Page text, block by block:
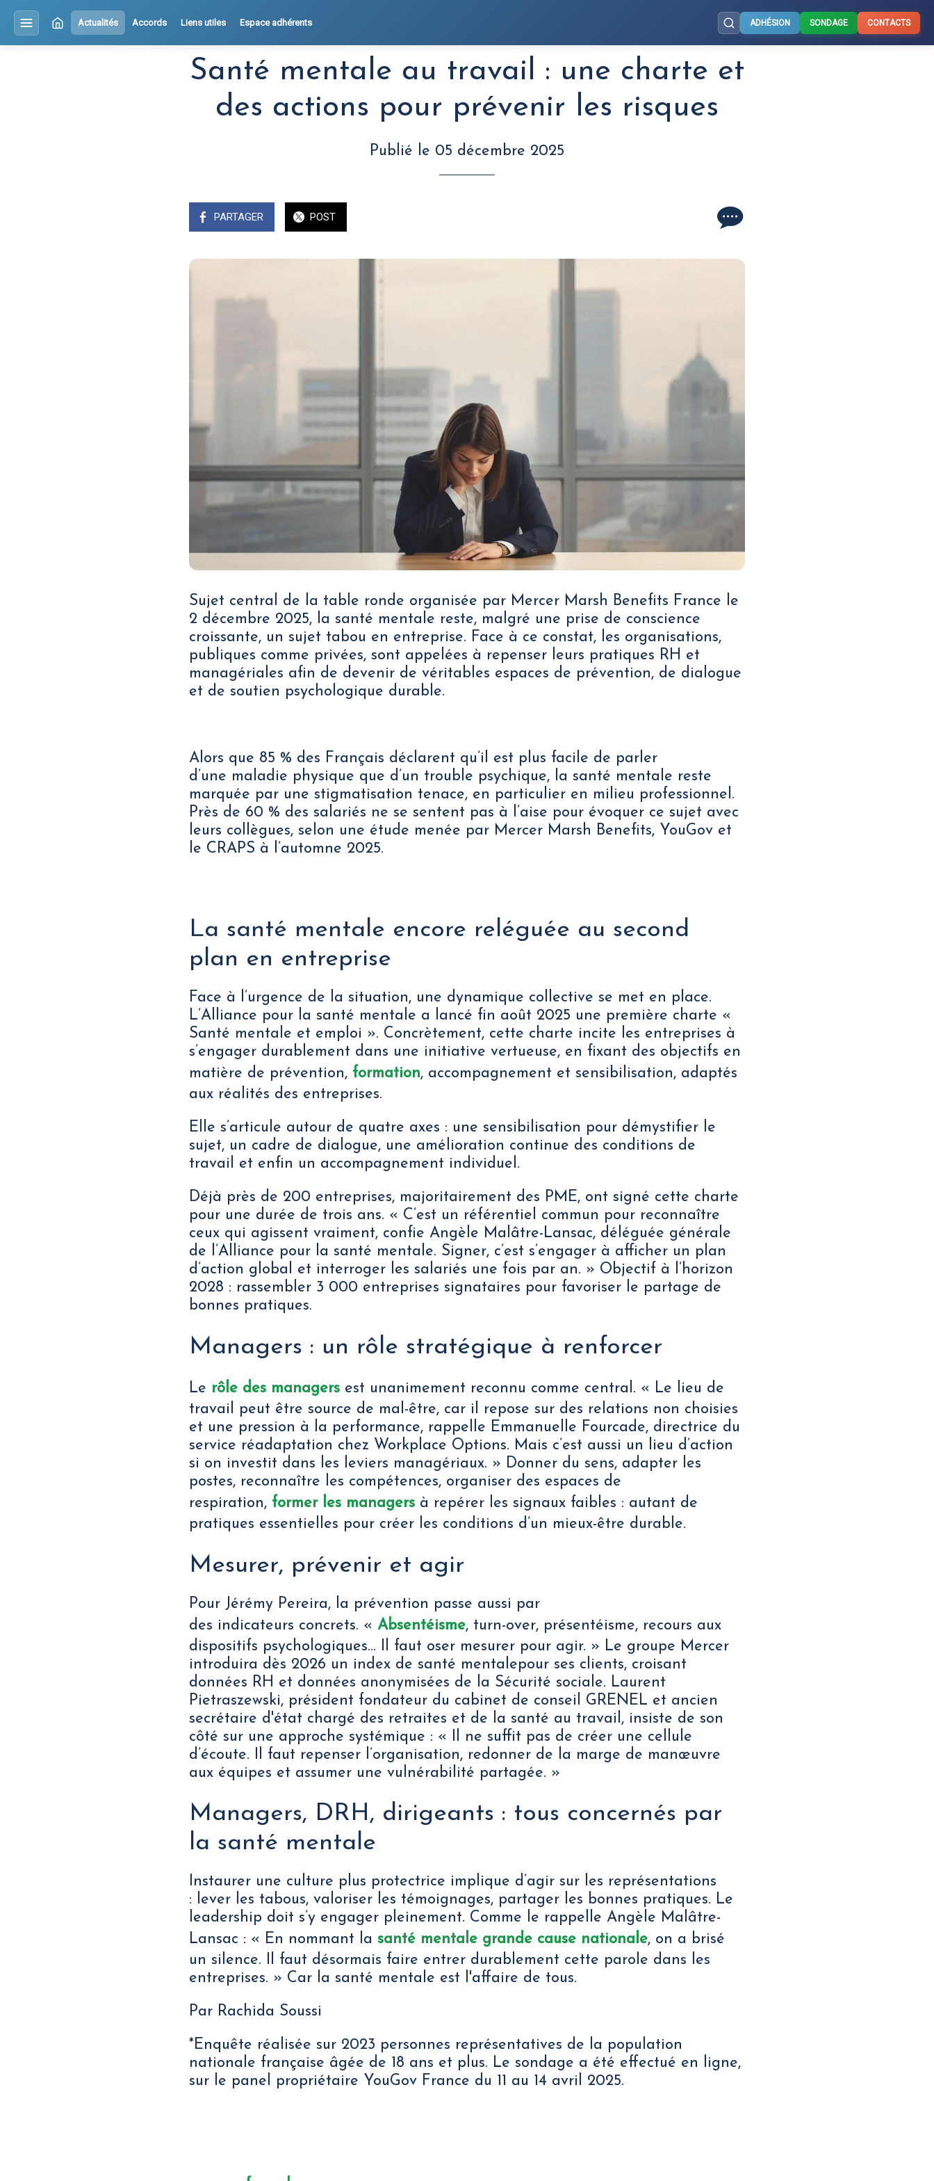
Actualités Accords Liens utiles Espace adhérents ADHÉSION SONDAGE CONTACTS
Santé mentale au travail : une charte et
des actions pour prévenir les risques
Publié le 05 décembre 2025
PARTAGER POST
Sujet central de la table ronde organisée par Mercer Marsh Benefits France le
2 décembre 2025, la santé mentale reste, malgré une prise de conscience
croissante, un sujet tabou en entreprise. Face à ce constat, les organisations,
publiques comme privées, sont appelées à repenser leurs pratiques RH et
managériales afin de devenir de véritables espaces de prévention, de dialogue
et de soutien psychologique durable.
Alors que 85 % des Français déclarent qu’il est plus facile de parler
d’une maladie physique que d’un trouble psychique, la santé mentale reste
marquée par une stigmatisation tenace, en particulier en milieu professionnel.
Près de 60 % des salariés ne se sentent pas à l’aise pour évoquer ce sujet avec
leurs collègues, selon une étude menée par Mercer Marsh Benefits, YouGov et
le CRAPS à l’automne 2025.
La santé mentale encore reléguée au second
plan en entreprise
Face à l’urgence de la situation, une dynamique collective se met en place.
L’Alliance pour la santé mentale a lancé fin août 2025 une première charte «
Santé mentale et emploi ». Concrètement, cette charte incite les entreprises à
s’engager durablement dans une initiative vertueuse, en fixant des objectifs en
matière de prévention, formation, accompagnement et sensibilisation, adaptés
aux réalités des entreprises.
Elle s’articule autour de quatre axes : une sensibilisation pour démystifier le
sujet, un cadre de dialogue, une amélioration continue des conditions de
travail et enfin un accompagnement individuel.
Déjà près de 200 entreprises, majoritairement des PME, ont signé cette charte
pour une durée de trois ans. « C’est un référentiel commun pour reconnaître
ceux qui agissent vraiment, confie Angèle Malâtre-Lansac, déléguée générale
de l’Alliance pour la santé mentale. Signer, c’est s’engager à afficher un plan
d’action global et interroger les salariés une fois par an. » Objectif à l’horizon
2028 : rassembler 3 000 entreprises signataires pour favoriser le partage de
bonnes pratiques.
Managers : un rôle stratégique à renforcer
Le rôle des managers est unanimement reconnu comme central. « Le lieu de
travail peut être source de mal-être, car il repose sur des relations non choisies
et une pression à la performance, rappelle Emmanuelle Fourcade, directrice du
service réadaptation chez Workplace Options. Mais c’est aussi un lieu d’action
si on investit dans les leviers managériaux. » Donner du sens, adapter les
postes, reconnaître les compétences, organiser des espaces de
respiration, former les managers à repérer les signaux faibles : autant de
pratiques essentielles pour créer les conditions d’un mieux-être durable.
Mesurer, prévenir et agir
Pour Jérémy Pereira, la prévention passe aussi par
des indicateurs concrets. « Absentéisme, turn-over, présentéisme, recours aux
dispositifs psychologiques… Il faut oser mesurer pour agir. » Le groupe Mercer
introduira dès 2026 un index de santé mentalepour ses clients, croisant
données RH et données anonymisées de la Sécurité sociale. Laurent
Pietraszewski, président fondateur du cabinet de conseil GRENEL et ancien
secrétaire d'état chargé des retraites et de la santé au travail, insiste de son
côté sur une approche systémique : « Il ne suffit pas de créer une cellule
d’écoute. Il faut repenser l’organisation, redonner de la marge de manœuvre
aux équipes et assumer une vulnérabilité partagée. »
Managers, DRH, dirigeants : tous concernés par
la santé mentale
Instaurer une culture plus protectrice implique d’agir sur les représentations
: lever les tabous, valoriser les témoignages, partager les bonnes pratiques. Le
leadership doit s’y engager pleinement. Comme le rappelle Angèle Malâtre-
Lansac : « En nommant la santé mentale grande cause nationale, on a brisé
un silence. Il faut désormais faire entrer durablement cette parole dans les
entreprises. » Car la santé mentale est l'affaire de tous.
Par Rachida Soussi
*Enquête réalisée sur 2023 personnes représentatives de la population
nationale française âgée de 18 ans et plus. Le sondage a été effectué en ligne,
sur le panel propriétaire YouGov France du 11 au 14 avril 2025.